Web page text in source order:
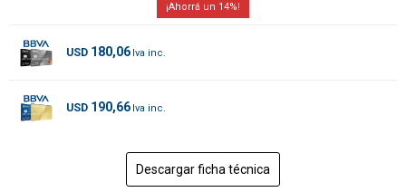
14
USD 180,06
USD 190,66
Descargar ficha técnica